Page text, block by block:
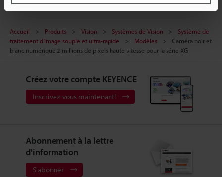
Accueil Produits Vision Systèmes de Vision
Système de
traitement d’image souple et ultra-rapide
Modèles
Caméra noir et
blanc numérique 2 millions de pixels haute vitesse pour la série XG
Créez votre compte KEYENCE
Inscrivez-vous maintenant!
Abonnement à la lettre
d'information
S'abonner